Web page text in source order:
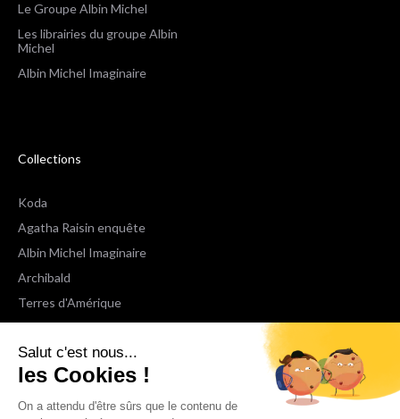
Salut c'est nous...
les Cookies !
On a attendu d'être sûrs que le contenu de
Le Groupe Albin Michel
Les librairies du groupe Albin
Michel
Albin Michel Imaginaire
Collections
Koda
Agatha Raisin enquête
Albin Michel Imaginaire
Archibald
Terres d'Amérique
Espaces Libres Poche
NOX
Wiz
Voir toutes les collections